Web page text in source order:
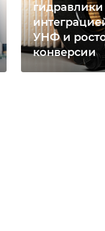
гидравлики
УНФ и
конверсии